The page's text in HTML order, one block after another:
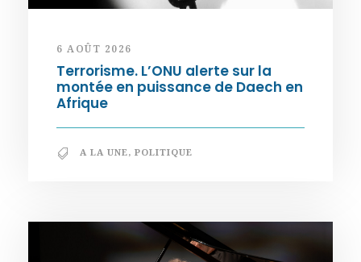
6 AOÛT 2026
Terrorisme. L’ONU alerte sur la
montée en puissance de Daech en
Afrique
A LA UNE, POLITIQUE